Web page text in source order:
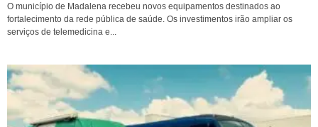
O município de Madalena recebeu novos equipamentos destinados ao
fortalecimento da rede pública de saúde. Os investimentos irão ampliar os
serviços de telemedicina e...